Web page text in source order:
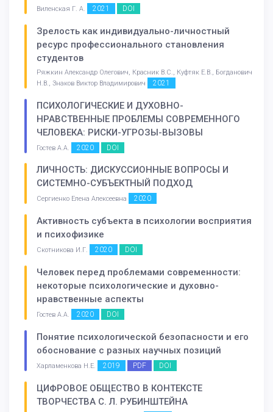
Виленская Г. А. 2021 DOI
Зрелость как индивидуально-личностный
ресурс профессионального становления
студентов
Ряжкин Александр Олегович, Красник В.С., Куфтяк Е.В., Богданович
Н.В., Знаков Виктор Владимирович
2021
ПСИХОЛОГИЧЕСКИЕ И ДУХОВНО-
НРАВСТВЕННЫЕ ПРОБЛЕМЫ СОВРЕМЕННОГО
ЧЕЛОВЕКА: РИСКИ-УГРОЗЫ-ВЫЗОВЫ
Гостев А.А. 2020 DOI
ЛИЧНОСТЬ: ДИСКУССИОННЫЕ ВОПРОСЫ И
СИСТЕМНО-СУБЪЕКТНЫЙ ПОДХОД
Сергиенко Елена Алексеевна 2020
Активность субъекта в психологии восприятия
и психофизике
Скотникова И.Г. 2020 DOI
Человек перед проблемами современности:
некоторые психологические и духовно-
нравственные аспекты
Гостев А.А. 2020 DOI
Понятие психологической безопасности и его
обоснование с разных научных позиций
Харламенкова Н.Е. 2019 PDF DOI
ЦИФРОВОЕ ОБЩЕСТВО В КОНТЕКСТЕ
ТВОРЧЕСТВА С. Л. РУБИНШТЕЙНА